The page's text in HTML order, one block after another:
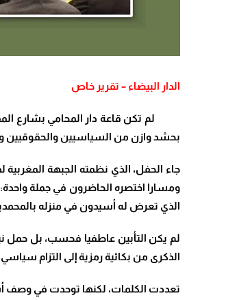
الدار البيضاء – تقرير خاص
بحشد وازن من السياسيين والحقوقيين
جاء الحفل، الذي نظمته الجبهة
ومسارا اختصره الحاضرون في جملة
الذي تعرض له أسيدون في منزله
لم يكن التأبين عاطفيا فحسب، بل حمل
الذكرى من بكائية رمزية إلى التزام
تعددت الكلمات، لكنها توحدت في وصف